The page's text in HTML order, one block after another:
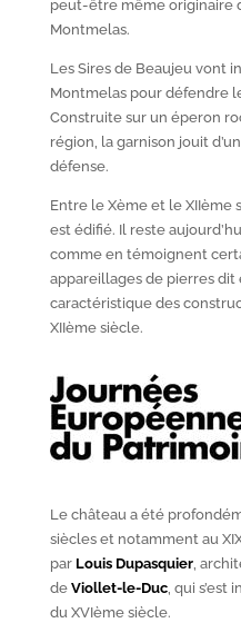
peut-être même originaire
Montmelas.
Les Sires de Beaujeu vont
Montmelas pour défendre
Construite sur un éperon
région, la garnison jouit
défense.
Entre le Xèmeet le XIIème
est édifié. Il reste
comme en témoignent
appareillages de pierres dit
caractéristique des
XIIèmesiècle.
Le château a été
siècles et notamment au XIX
par Louis Dupasquier,
de Viollet-le-Duc, qui s’est
du XVIèmesiècle.